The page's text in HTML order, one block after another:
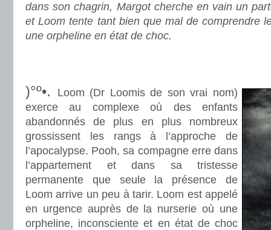
dans son chagrin, Margot cherche en vain un
et Loom tente tant bien que mal de comprendre
une orpheline en état de choc.
)°º•.
Loom (Dr Loomis de son vrai nom)
exerce au complexe où des enfants
abandonnés de plus en plus nombreux
grossissent les rangs à l’approche de
l’apocalypse. Pooh, sa compagne erre dans
l’appartement et dans sa tristesse
permanente que seule la présence de
Loom arrive un peu à tarir. Loom est appelé
en urgence auprès de la nurserie où une
orpheline, inconsciente et en état de choc